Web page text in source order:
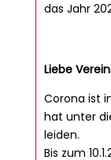
das Jahr
Liebe
Corona ist
hat unter
leiden.
Bis zum